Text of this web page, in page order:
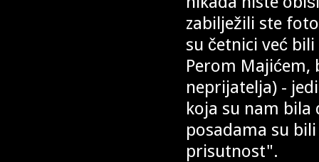
zabilježili ste
su četnici već
Perom
neprijatelja) -
koja su nam bila
posadama su
prisutnost".